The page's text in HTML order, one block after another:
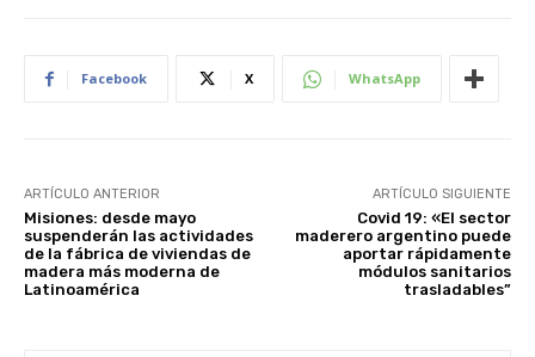
Facebook X WhatsApp
ARTÍCULO ANTERIOR
Misiones: desde mayo
suspenderán las actividades
de la fábrica de viviendas de
madera más moderna de
Latinoamérica
ARTÍCULO SIGUIENTE
Covid 19: «El sector
maderero argentino puede
aportar rápidamente
módulos sanitarios
trasladables”